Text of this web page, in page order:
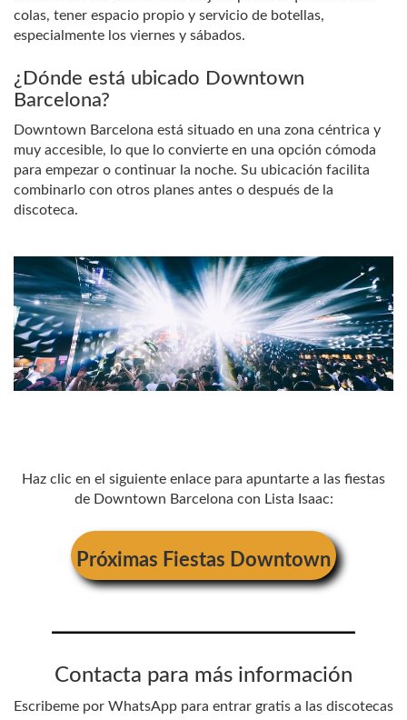
colas, tener espacio propio y servicio de botellas,
especialmente los viernes y sábados.
¿Dónde está ubicado Downtown
Barcelona?
Downtown Barcelona está situado en una zona céntrica y
muy accesible, lo que lo convierte en una opción cómoda
para empezar o continuar la noche. Su ubicación facilita
combinarlo con otros planes antes o después de la
discoteca.
Haz clic en el siguiente enlace para apuntarte a las fiestas
de Downtown Barcelona con Lista Isaac:
Próximas Fiestas Downtown
Contacta para más información
Escribeme por WhatsApp para entrar gratis a las discotecas